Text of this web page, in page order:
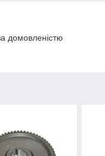
домовленістю